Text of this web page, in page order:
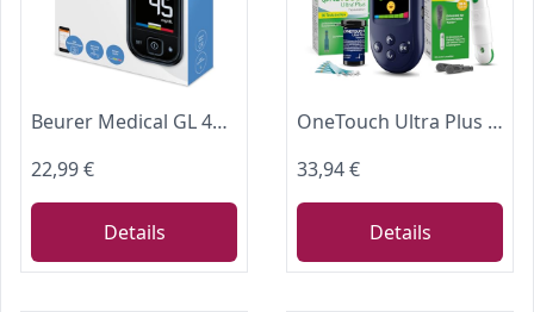
Beurer Medical GL 49 (mg/dL) Blutzuckermessgerät-Set
22,99 €
Details
OneTouch Ultra Plus Reflect® Blutzuckermessgerät Starterset mg/dL
33,94 €
Details